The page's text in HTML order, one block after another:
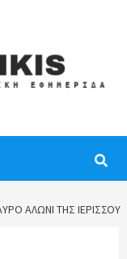
ΑΛΏΝΙ ΤΗΣ ΙΕΡΙΣΣΟΎ